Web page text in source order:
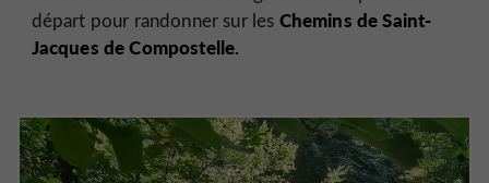
départ pour randonner sur les Chemins de Saint-
Jacques de Compostelle.